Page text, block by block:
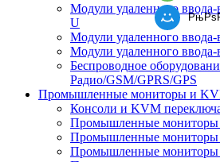
Модули удаленного
U
Модули удаленного
Модули удаленного
Беспроводное
Радио/GSM/GPRS/GPS
Промышленные мониторы и
Консоли и KVM
Промышленные мониторы
Промышленные мониторы
Промышленные мониторы